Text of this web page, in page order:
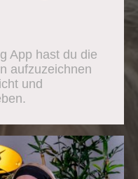
App hast du die
aufzuzeichnen
und